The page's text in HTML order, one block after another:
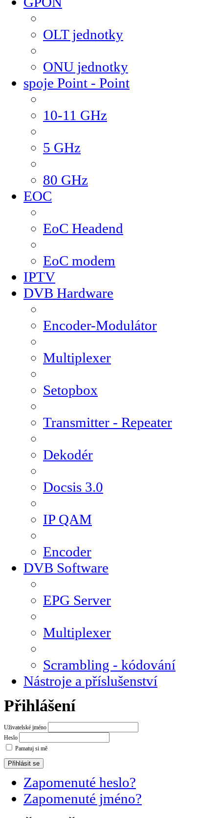
OLT jednotky
ONU jednotky
spoje Point - Point
10-11 GHz
5 GHz
80 GHz
EOC
EoC Headend
EoC modem
IPTV
DVB Hardware
Encoder-Modulátor
Multiplexer
Setopbox
Transmitter - Repeater
Dekodér
Docsis 3.0
IP QAM
Encoder
DVB Software
EPG Server
Multiplexer
Scrambling - kódování
Nástroje a příslušenství
Přihlášení
Uživatelské jméno
Heslo
Pamatuj si mě
Zapomenuté heslo?
Zapomenuté jméno?